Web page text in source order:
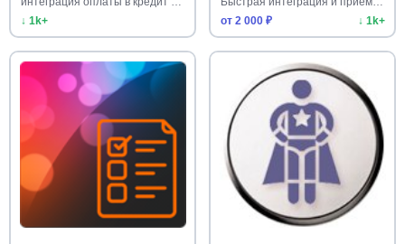
…
↓ 1k+
от 2 000 ₽
↓ 1k+